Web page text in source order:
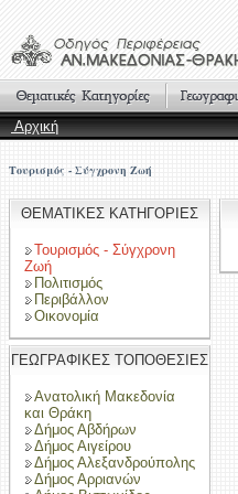
Αρχική
Τουρισμός - Σύγχρονη Ζωή
ΘΕΜΑΤΙΚΕΣ ΚΑΤΗΓΟΡΙΕΣ
Τουρισμός - Σύγχρονη
Ζωή
Πολιτισμός
Περιβάλλον
Οικονομία
ΓΕΩΓΡΑΦΙΚΕΣ ΤΟΠΟΘΕΣΙΕΣ
Ανατολική Μακεδονία
και Θράκη
Δήμος Αβδήρων
Δήμος Αιγείρου
Δήμος Αλεξανδρούπολης
Δήμος Αρριανών